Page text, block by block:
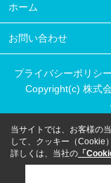
ホーム
お問い合わせ
プライバシーポリシー
Copyright(c) 株式
当サイトでは、お客様の
して、クッキー（Cookie
詳しくは、当社の 「